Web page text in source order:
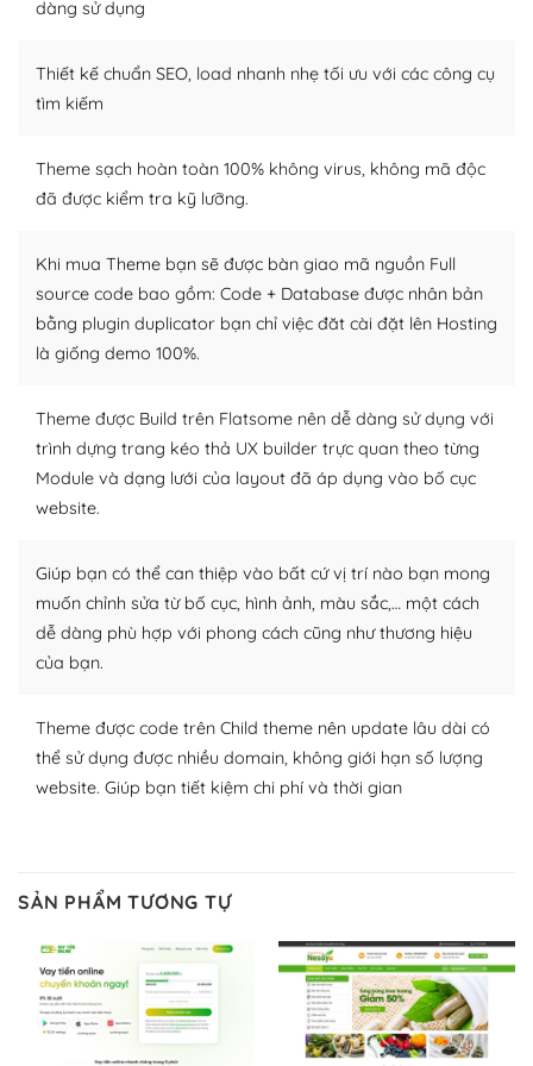
WordPress là nơi lưu trữ cho một diễn đàn cộng đồng
người cuồng tín WordPress.
Nếu bạn gặp khó khăn, bạn có thể lên mạng và tìm
lời, giải đáp vấn đề của bạn.
Cộng đồng sử dụng WordPress sẵn sàng hỗ trợ bạn
– Đa dạng plugin và themes
Plugin mở rộng là thành phần cài đặt thêm vào
WordPress để tăng thêm các tính năng cần thiết. Có
nhiều plugin trả phí hoặc miễn phí.
Nhờ lượng người dùng đông đảo, thư viện themes và
thích chọn lựa plugin và themes phù hợp cho mục đích
lập website của mình.
WordPress đa dạng plugin và themes
Với mọi Hosting bất kỳ thì WordPress đều có thể dễ
dàng thiết lập vì thực tế nó đã cung cấp khoảng 60%
trang web WordPress của bạn.
Dễ dàng lựa chọn Hosting cho website WordPress
– Bảo mật cực tốt
Vì WordPress hiện là nền tảng xây dựng trang web và
dàng sử dụng
Thiết kế chuẩn SEO, load nhanh nhẹ tối ưu với các công cụ
tìm kiếm
Theme sạch hoàn toàn 100% không virus, không mã độc
đã được kiểm tra kỹ lưỡng.
Khi mua Theme bạn sẽ được bàn giao mã nguồn Full
source code bao gồm: Code + Database được nhân bản
bằng plugin duplicator bạn chỉ việc đăt cài đặt lên Hosting
là giống demo 100%.
Theme được Build trên Flatsome nên dễ dàng sử dụng với
trình dựng trang kéo thả UX builder trực quan theo từng
Module và dạng lưới của layout đã áp dụng vào bố cục
website.
Giúp bạn có thể can thiệp vào bất cứ vị trí nào bạn mong
muốn chỉnh sửa từ bố cục, hình ảnh, màu sắc,… một cách
dễ dàng phù hợp với phong cách cũng như thương hiệu
của bạn.
Theme được code trên Child theme nên update lâu dài có
thể sử dụng được nhiều domain, không giới hạn số lượng
website. Giúp bạn tiết kiệm chi phí và thời gian
SẢN PHẨM TƯƠNG TỰ